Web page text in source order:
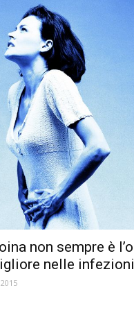
non sempre è
nelle